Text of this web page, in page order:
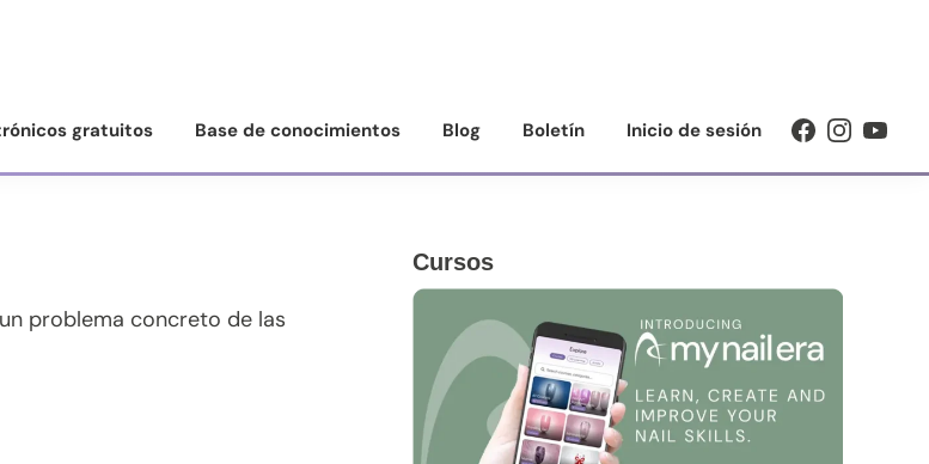
gratuitos Base de conocimientos Blog Boletín Inicio de sesión
problema concreto de las
Barra
lateral
principal
Cursos